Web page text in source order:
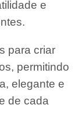
e
para criar
permitindo
elegante e
de cada